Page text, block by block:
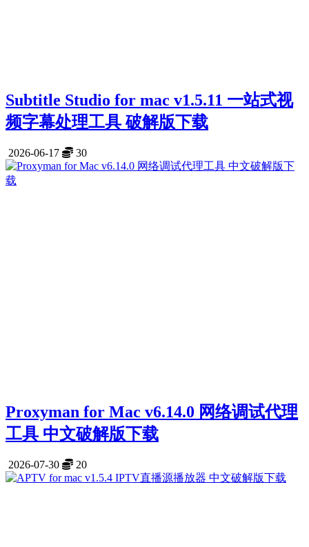
Subtitle Studio for mac v1.5.11 一站式视
频字幕处理工具 破解版下载
2026-06-17 30
Proxyman for Mac v6.14.0 网络调试代理
工具 中文破解版下载
2026-07-30 20